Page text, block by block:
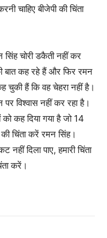
चाहिए बीजेपी की चिंता
चोरी डकैती नहीं कर
बात कह रहे हैं और फिर रमन
चुकी हैं कि वह चेहरा नहीं है।
विश्वास नहीं कर रहा है।
कह दिया गया है जो 14
चिंता करें रमन सिंह।
दिला पाए, हमारी चिंता
करें।